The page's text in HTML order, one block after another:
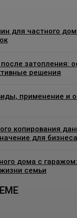
для частного
после затопления:
решения
применение и
копирования
для бизнеса
дома с
семьи